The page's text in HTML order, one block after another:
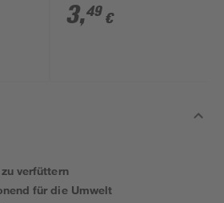
3,49 €
verfüttern
für die Umwelt